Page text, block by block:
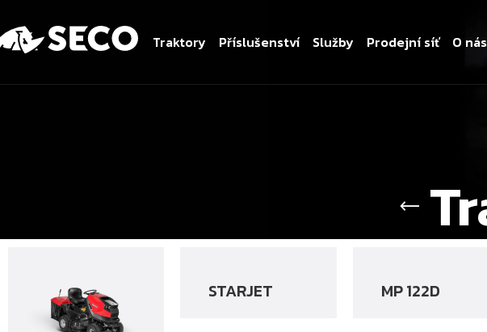
Traktory Příslušenství Služby Prodejní síť O nás
STARJET MP 122D